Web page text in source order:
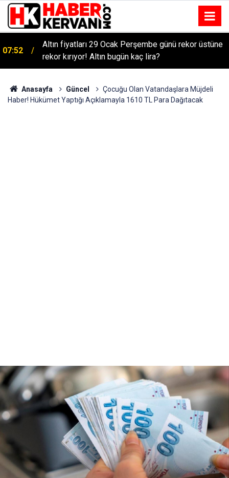
07:52
Altın fiyatları 29 Ocak Perşembe günü rekor üstüne
rekor kırıyor! Altın bugün kaç lira?
Anasayfa Güncel
Çocuğu Olan Vatandaşlara Müjdeli
Haber! Hükümet Yaptığı Açıklamayla 1610 TL Para Dağıtacak